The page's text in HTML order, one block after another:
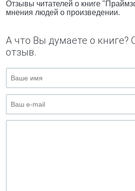
Отзывы читателей о книге
мнения людей о произведении.
А что Вы думаете о книге?
отзыв.